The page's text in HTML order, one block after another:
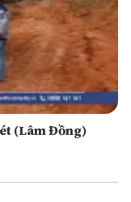
(Lâm Đồng)